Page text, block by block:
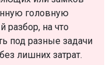
головную
разбор, на что
под разные задачи
лишних затрат.